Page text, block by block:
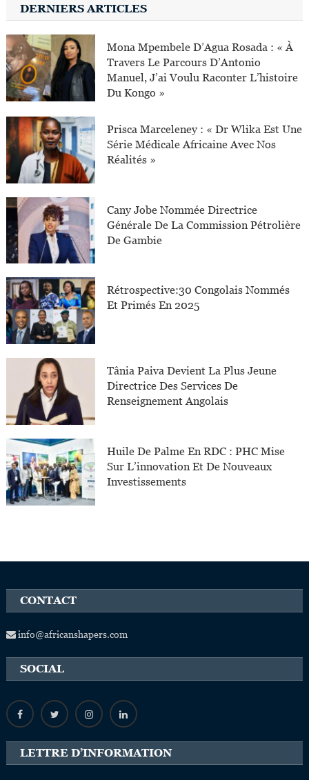
DERNIERS ARTICLES
Mona Mpembele D’Agua Rosada : « À
Travers Le Parcours D’Antonio
Manuel, J’ai Voulu Raconter L’histoire
Du Kongo »
Prisca Marceleney : « Dr Wlika Est Une
Série Médicale Africaine Avec Nos
Réalités »
Cany Jobe Nommée Directrice
Générale De La Commission Pétrolière
De Gambie
Rétrospective:30 Congolais Nommés
Et Primés En 2025
Tânia Paiva Devient La Plus Jeune
Directrice Des Services De
Renseignement Angolais
Huile De Palme En RDC : PHC Mise
Sur L’innovation Et De Nouveaux
Investissements
CONTACT
info@africanshapers.com
SOCIAL
LETTRE D’INFORMATION